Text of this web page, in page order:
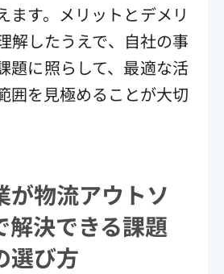
ます。メリットとデメリ
解したうえで、自社の事
題に照らして、最適な活
囲を見極めることが大切
物流アウトソ
解決できる課題
選び方